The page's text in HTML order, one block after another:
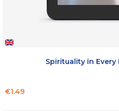
Spirituality in Every
Price
€1.49